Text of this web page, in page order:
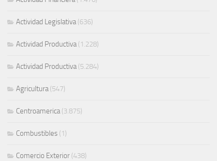
Actividad Legislativa (636)
Actividad Productiva (1.228)
Actividad Productiva (5.284)
Agricultura (547)
Centroamerica (3.875)
Combustibles (1)
Comercio Exterior (438)